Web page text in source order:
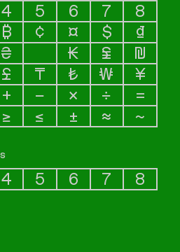
4 5 6 7
8
₿ ¢ ¤ $
₫
₴ ₭ ₤
₪
£ ₸ ₺ ₩
¥
+ − × ÷
=
≥ ≤ ± ≈
~
4 5 6 7
8